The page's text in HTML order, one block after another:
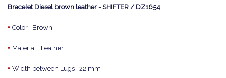
Bracelet Diesel brown leather - SHIFTER / DZ1654
• Color : Brown
• Material : Leather
• Width between Lugs : 22 mm